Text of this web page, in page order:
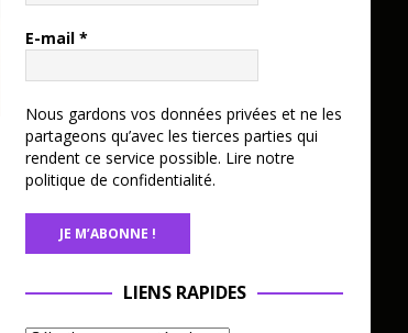
E-mail *
Nous gardons vos données privées et ne les
partageons qu’avec les tierces parties qui
rendent ce service possible. Lire notre
politique de confidentialité.
LIENS RAPIDES